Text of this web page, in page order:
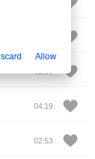
04:19
02:53
Allow